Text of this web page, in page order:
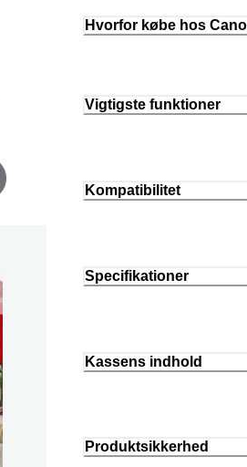
Hvorfor købe hos
Vigtigste funktioner
Kompatibilitet
Specifikationer
Kassens indhold
Produktsikkerhed